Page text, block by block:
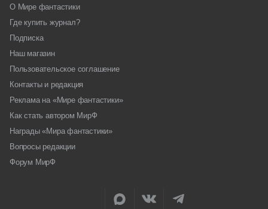
О Мире фантастики
Где купить журнал?
Подписка
Наш магазин
Пользовательское соглашение
Контакты и редакция
Реклама на «Мире фантастики»
Как стать автором МирФ
Награды «Мира фантастики»
Вопросы редакции
Форум МирФ